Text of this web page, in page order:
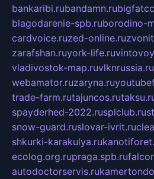
bankaribi.rubandamn.ru
blagodarenie-spb.ruborodino-
cardvoice.ruzed-online.ru
zarafshan.ruyork-life.ru
vladivostok-map.ruvlknrussia.ru
webamator.ruzaryna.ru
trade-farm.rutajuncos.ru
spayderhed-2022.rusplclub.ru
snow-guard.ruslovar-ivrit.ru
shkurki-karakulya.ru
ecolog.org.rupraga.spb.ru
autodoctorservis.ru